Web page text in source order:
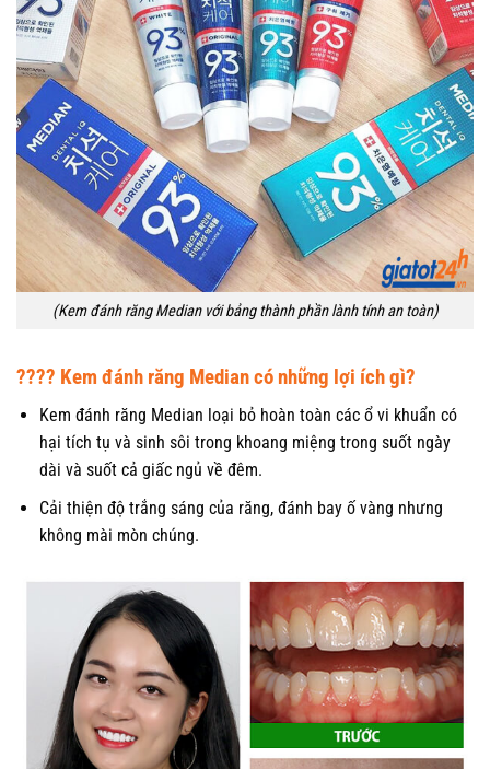
(Kem đánh răng Median với bảng thành phần lành tính an toàn)
???? Kem đánh răng Median có những lợi ích gì?
Kem đánh răng Median loại bỏ hoàn toàn các ổ vi khuẩn có
hại tích tụ và sinh sôi trong khoang miệng trong suốt ngày
dài và suốt cả giấc ngủ về đêm.
Cải thiện độ trắng sáng của răng, đánh bay ố vàng nhưng
không mài mòn chúng.